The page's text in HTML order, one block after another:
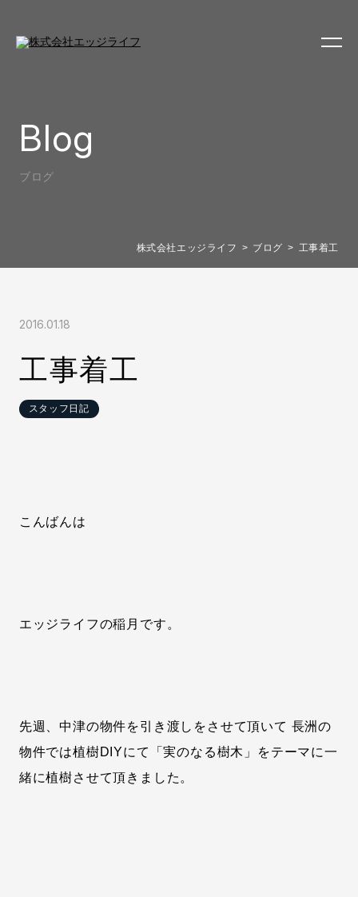
Blog
ブログ
株式会社エッジライフ ブログ 工事着工
2016.01.18
工事着工
スタッフ日記
こんばんは
エッジライフの稲月です。
先週、中津の物件を引き渡しをさせて頂いて 長洲の
物件では植樹DIYにて「実のなる樹木」をテーマに一
緒に植樹させて頂きました。